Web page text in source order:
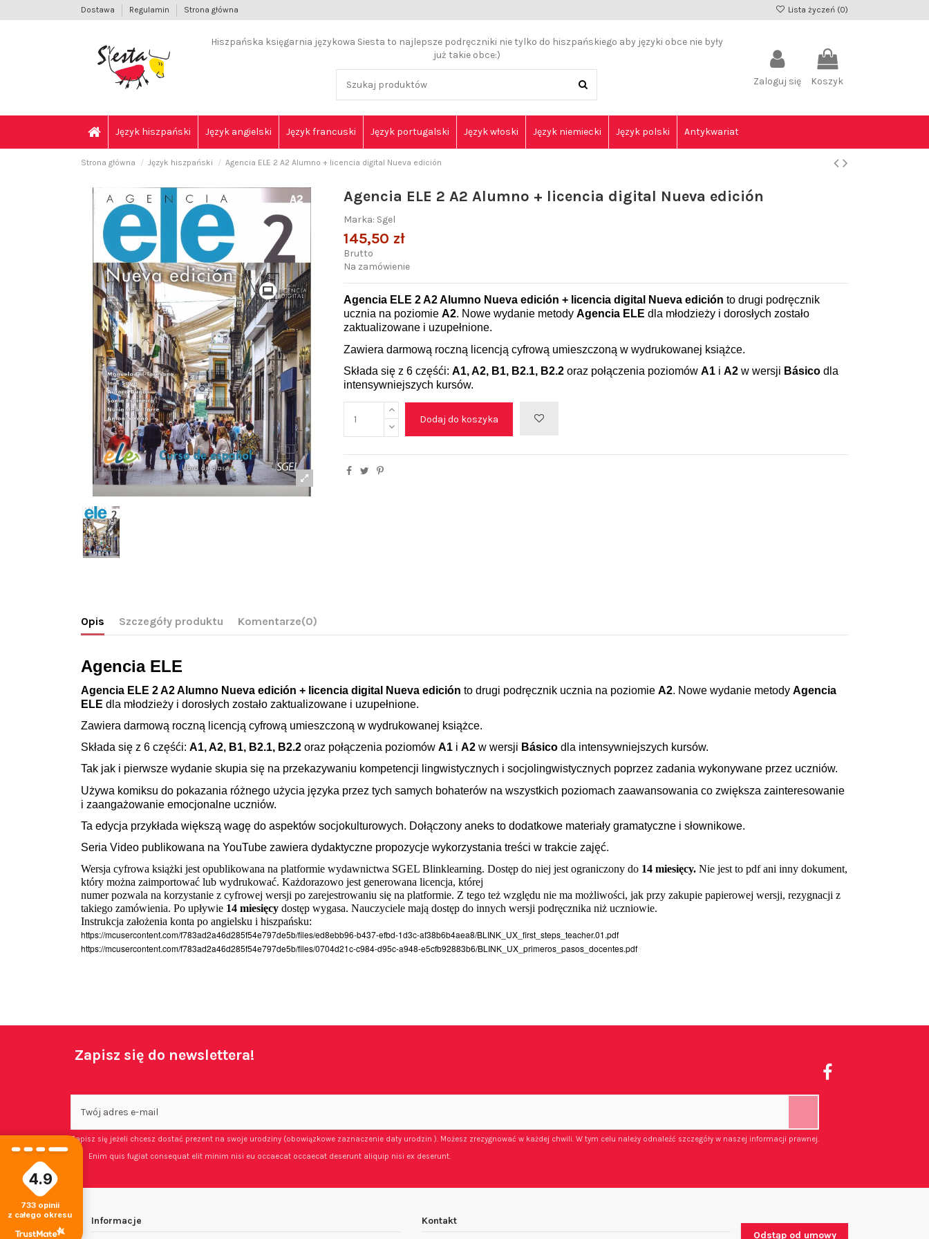
Dostawa Regulamin Strona główna Lista życzeń (0)
Hiszpańska księgarnia językowa Siesta to najlepsze podręczniki nie tylko do hiszpańskiego aby języki obce nie były
już takie obce:)
Zaloguj się Koszyk
Język hiszpański Język angielski Język francuski Język portugalski Język włoski Język niemiecki Język polski Antykwariat
Strona główna Język hiszpański Agencia ELE 2 A2 Alumno + licencia digital Nueva edición
Agencia ELE 2 A2 Alumno + licencia digital Nueva edición
Marka: Sgel
145,50 zł
Brutto
Na zamówienie
Agencia ELE 2 A2 Alumno Nueva edición + licencia digital Nueva edición to drugi podręcznik
ucznia na poziomieA2. Nowe wydanie metody Agencia ELE dla młodzieży i dorosłych zostało
zaktualizowane i uzupełnione.
Zawiera darmową roczną licencją cyfrową umieszczoną w wydrukowanej książce.
Składa się z 6 częśći: A1, A2, B1, B2.1, B2.2 oraz połączenia poziomów A1i A2w wersji Básicodla
intensywniejszych kursów.
Dodaj do koszyka
Opis Szczegóły produktu Komentarze(0)
Agencia ELE
Agencia ELE 2 A2 Alumno Nueva edición + licencia digital Nueva edición to drugi podręcznik ucznia na poziomie A2. Nowe wydanie metody Agencia
ELE dla młodzieży i dorosłych zostało zaktualizowane i uzupełnione.
Zawiera darmową roczną licencją cyfrową umieszczoną w wydrukowanej książce.
Składa się z 6 częśći: A1, A2, B1, B2.1, B2.2 oraz połączenia poziomów A1 i A2 w wersji Básico dla intensywniejszych kursów.
Tak jak i pierwsze wydanie skupia się na przekazywaniu kompetencji lingwistycznych i socjolingwistycznych poprzez zadania wykonywane przez uczniów.
Używa komiksu do pokazania różnego użycia języka przez tych samych bohaterów na wszystkich poziomach zaawansowania co zwiększa zainteresowanie
i zaangażowanie emocjonalne uczniów.
Ta edycja przykłada większą wagę do aspektów socjokulturowych. Dołączony aneks to dodatkowe materiały gramatyczne i słownikowe.
Seria Video publikowana na YouTube zawiera dydaktyczne propozycje wykorzystania treści w trakcie zajęć.
Wersja cyfrowa książki jest opublikowana na platformie wydawnictwa SGEL Blinklearning. Dostęp do niej jest ograniczony do 14 miesięcy. Nie jest to pdf ani inny dokument,
który można zaimportować lub wydrukować. Każdorazowo jest generowana licencja, której
numer pozwala na korzystanie z cyfrowej wersji po zarejestrowaniu się na platformie. Z tego też względu nie ma możliwości, jak przy zakupie papierowej wersji, rezygnacji z
takiego zamówienia. Po upływie 14 miesięcy dostęp wygasa. Nauczyciele mają dostęp do innych wersji podręcznika niż uczniowie.
Instrukcja założenia konta po angielsku i hiszpańsku:
https://mcusercontent.com/f783ad2a46d285f54e797de5b/files/ed8ebb96-b437-efbd-1d3c-af38b6b4aea8/BLINK_UX_first_steps_teacher.01.pdf
https://mcusercontent.com/f783ad2a46d285f54e797de5b/files/0704d21c-c984-d95c-a948-e5cfb92883b6/BLINK_UX_primeros_pasos_docentes.pdf
4.9
733 opinii
z całego okresu
Zapisz się do newslettera!
Zapisz się jeżeli chcesz dostać prezent na swoje urodziny (obowiązkowe zaznaczenie daty urodzin ). Możesz zrezygnować w każdej chwili. W tym celu należy odnaleźć szczegóły w naszej informacji prawnej.
Enim quis fugiat consequat elit minim nisi eu occaecat occaecat deserunt aliquip nisi ex deserunt.
Informacje
Kontakt
Odstąp od umowy